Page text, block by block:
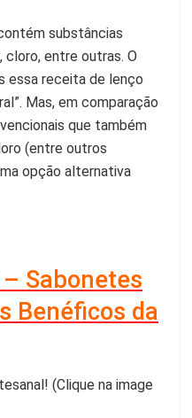
substâncias
entre outras. O
essa receita de lenço
Mas, em comparação
que também
(entre outros
opção alternativa
Sabonetes
Benéficos da
(Clique na image